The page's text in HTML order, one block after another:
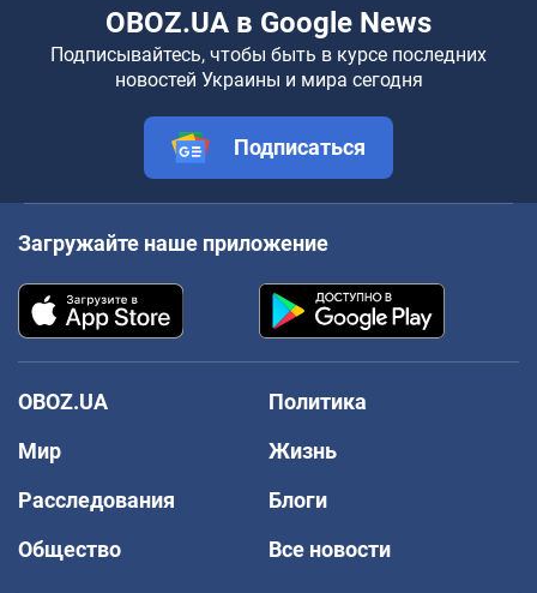
OBOZ.UA в Google News
Подписывайтесь, чтобы быть в курсе последних
новостей Украины и мира сегодня
Подписаться
Загружайте наше приложение
OBOZ.UA
Политика
Мир
Жизнь
Расследования
Блоги
Общество
Все новости